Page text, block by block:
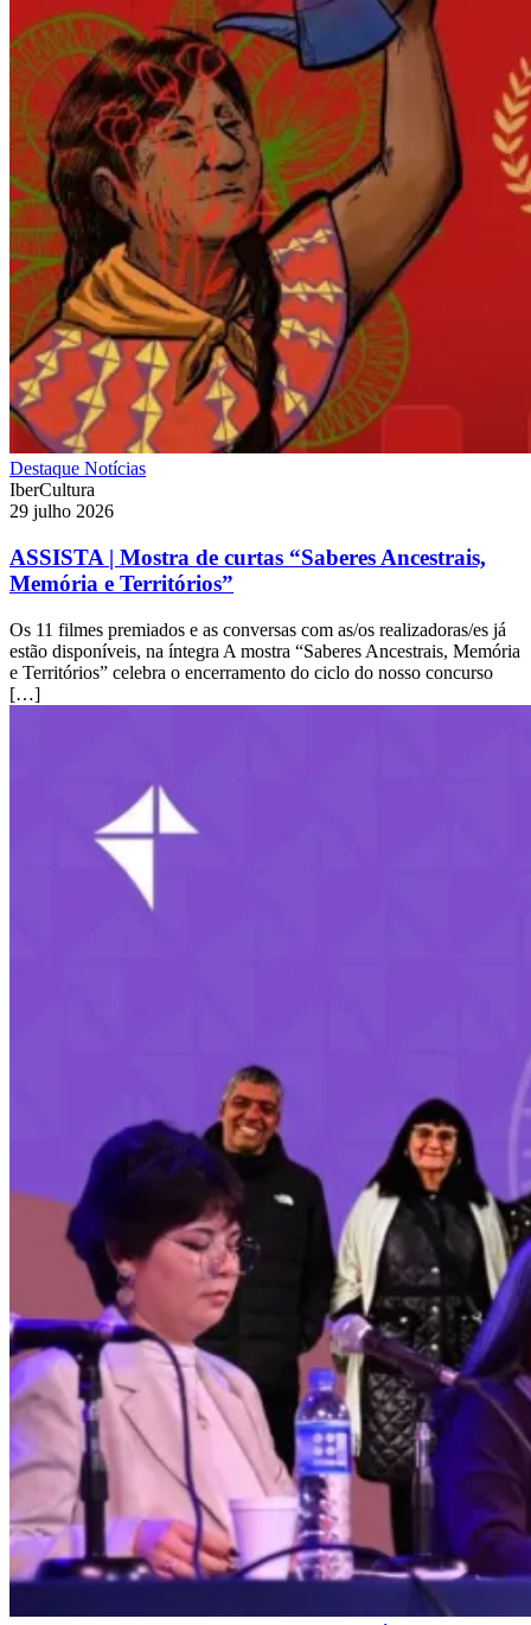
Destaque Notícias
IberCultura
29 julho 2026
ASSISTA | Mostra de curtas “Saberes Ancestrais,
Memória e Territórios”
Os 11 filmes premiados e as conversas com as/os realizadoras/es já
estão disponíveis, na íntegra A mostra “Saberes Ancestrais, Memória
e Territórios” celebra o encerramento do ciclo do nosso concurso
[…]